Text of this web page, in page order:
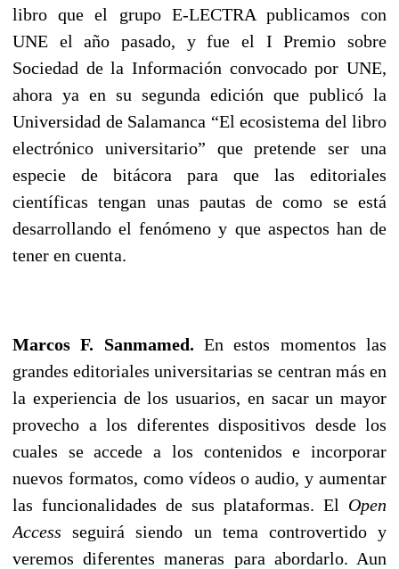
libro que el grupo E-LECTRA publicamos con
UNE el año pasado, y fue el I Premio sobre
Sociedad de la Información convocado por UNE,
ahora ya en su segunda edición que publicó la
Universidad de Salamanca “El ecosistema del libro
electrónico universitario” que pretende ser una
especie de bitácora para que las editoriales
científicas tengan unas pautas de como se está
desarrollando el fenómeno y que aspectos han de
tener en cuenta.
Marcos F. Sanmamed. En estos momentos las
grandes editoriales universitarias se centran más en
la experiencia de los usuarios, en sacar un mayor
provecho a los diferentes dispositivos desde los
cuales se accede a los contenidos e incorporar
nuevos formatos, como vídeos o audio, y aumentar
las funcionalidades de sus plataformas. El Open
Access seguirá siendo un tema controvertido y
veremos diferentes maneras para abordarlo. Aun